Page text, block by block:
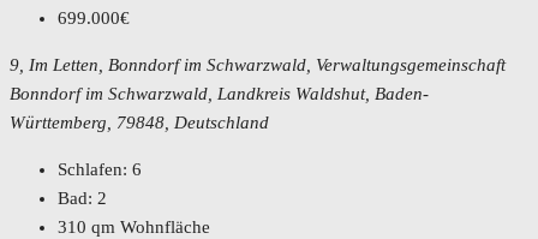
699.000€
9, Im Letten, Bonndorf im Schwarzwald, Verwaltungsgemeinschaft
Bonndorf im Schwarzwald, Landkreis Waldshut, Baden-
Württemberg, 79848, Deutschland
Schlafen: 6
Bad: 2
310 qm Wohnfläche